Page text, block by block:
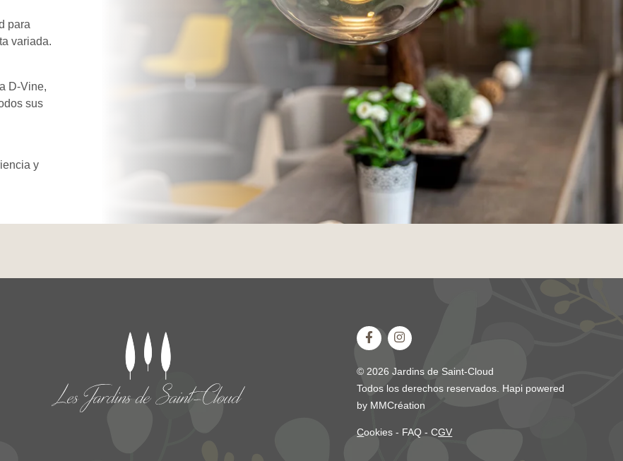
para
variada.
D-Vine,
sus
y
© 2026 Jardins de Saint-Cloud
Todos los derechos reservados. Hapi powered
by MMCréation
Cookies - FAQ -CGV